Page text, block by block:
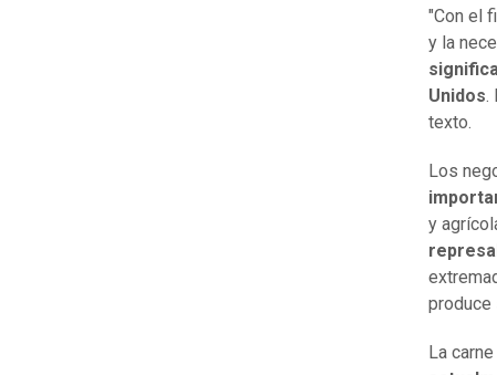
"Con el
y la
Unidos.
texto.
Los
y
produce
La